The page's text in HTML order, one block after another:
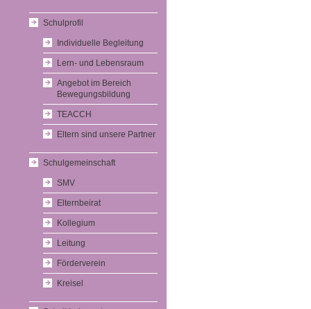
Schulprofil
Individuelle Begleitung
Lern- und Lebensraum
Angebot im Bereich
Bewegungsbildung
TEACCH
Eltern sind unsere Partner
Schulgemeinschaft
SMV
Elternbeirat
Kollegium
Leitung
Förderverein
Kreisel